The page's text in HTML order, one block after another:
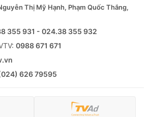
Thị Mỹ Hạnh, Phạm Quốc Thắng,
355 931 - 024.38 355 932
0988 671 671
626 79595